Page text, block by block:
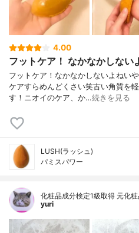
4.00
フットケア！ なかなかしない
フットケア！なかなかしないよねい
ケアすらめんどくさい笑古い角質を
す！ニオイのケア、か…続きを見る
LUSH(ラッシュ)
パミスパワー
化粧品成分検定1級取得 元化
yuri